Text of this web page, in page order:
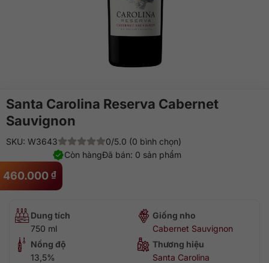
Santa Carolina Reserva Cabernet
Sauvignon
460.000 ₫
SKU: W3643
0/5.0 (0 bình chọn)
Đã bán: 0 sản phẩm
Còn hàng
Dung tích
750 ml
Giống nho
Cabernet Sauvignon
Nồng độ
13,5%
Thương hiệu
Santa Carolina